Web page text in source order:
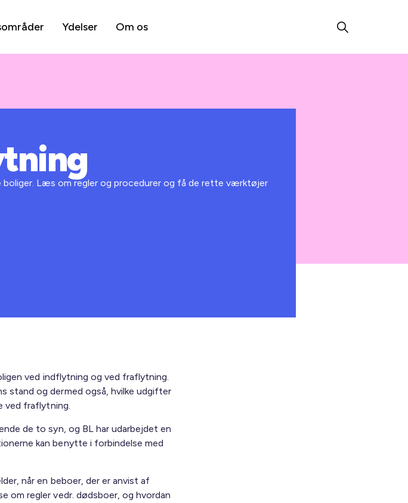
Ydelser Om os
Læs om regler og procedurer og få de rette værktøjer
ved indflytning og ved fraflytning.
stand og dermed også, hvilke udgifter
ved fraflytning.
de to syn, og BL har udarbejdet en
kan benytte i forbindelse med
når en beboer, der er anvist af
om regler vedr. dødsboer, og hvordan